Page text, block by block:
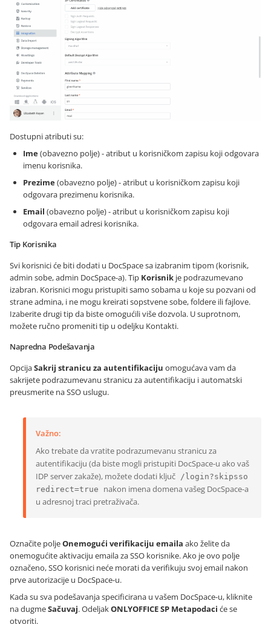
Dostupni atributi su:
Ime(obavezno polje) - atribut u korisničkom zapisu koji odgovara
imenu korisnika.
Prezime(obavezno polje) - atribut u korisničkom zapisu koji
odgovara prezimenu korisnika.
Email (obavezno polje) - atribut u korisničkom zapisu koji
odgovara email adresi korisnika.
Tip Korisnika
Svi korisnici će biti dodati u DocSpace sa izabranim tipom (korisnik,
admin sobe, admin DocSpace-a). Tip Korisnik je podrazumevano
izabran. Korisnici mogu pristupiti samo sobama u koje su pozvani od
strane admina, i ne mogu kreirati sopstvene sobe, foldere ili fajlove.
Izaberite drugi tip da biste omogućili više dozvola. U suprotnom,
možete ručno promeniti tip u odeljku Kontakti.
Napredna Podešavanja
OpcijaSakrij stranicu za autentifikaciju omogućava vam da
sakrijete podrazumevanu stranicu za autentifikaciju i automatski
preusmerite na SSO uslugu.
Važno:
Ako trebate da vratite podrazumevanu stranicu za
autentifikaciju (da biste mogli pristupiti DocSpace-u ako vaš
IDP server zakaže), možete dodati ključ
/login?skipsso
redirect=true
nakon imena domena vašeg DocSpace-a
u adresnoj traci pretraživača.
Označite poljeOnemogući verifikaciju emaila ako želite da
onemogućite aktivaciju emaila za SSO korisnike. Ako je ovo polje
označeno, SSO korisnici neće morati da verifikuju svoj email nakon
prve autorizacije u DocSpace-u.
Kada su sva podešavanja specificirana u vašem DocSpace-u, kliknite
na dugmeSačuvaj. OdeljakONLYOFFICE SP Metapodaci će se
otvoriti.